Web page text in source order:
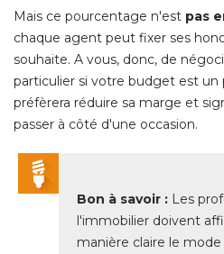
Mais ce pourcentage n'est pas
chaque agent peut fixer ses
souhaite. A vous, donc, de
particulier si votre budget est un
préfèrera réduire sa marge et
passer à côté d'une occasion.
Bon à savoir : Les
l'immobilier doivent
manière claire le